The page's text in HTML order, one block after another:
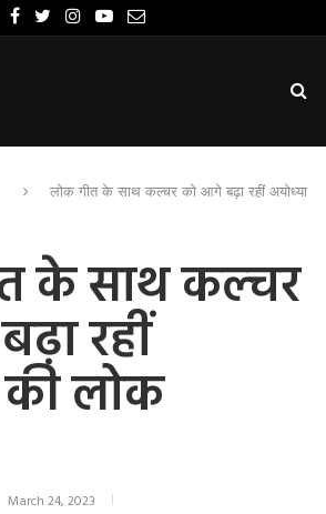
लोक गीत के साथ कल्चर को आगे बढ़ा रहीं अयोध्या
के साथ कल्चर
रहीं
की लोक
March 24, 2023